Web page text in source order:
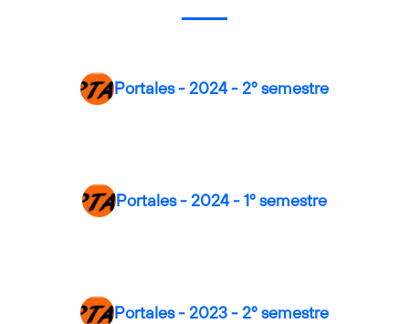
Portales - 2024 - 2º semestre
Portales - 2024 - 1º semestre
Portales - 2023 - 2º semestre